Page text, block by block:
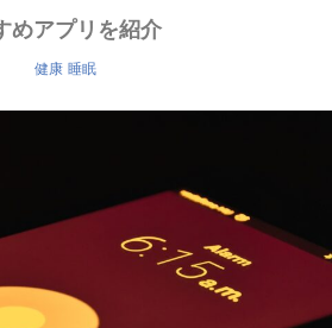
めアプリを紹介
健康 睡眠